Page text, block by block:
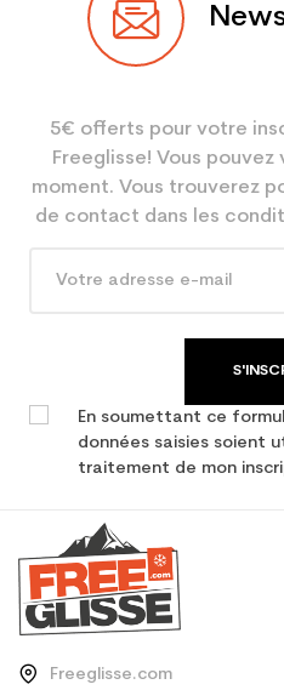
5€ offerts pour votre
Freeglisse! Vous
moment. Vous trouverez
de contact dans les
En soumettant ce
données saisies soient
traitement de mon
Freeglisse.com